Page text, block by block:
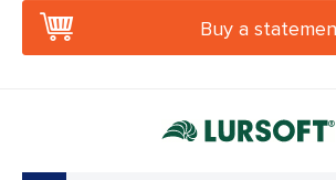
Buy a